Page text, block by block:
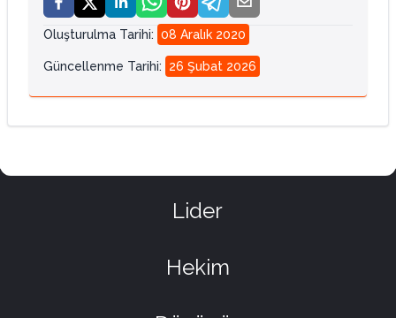
Oluşturulma Tarihi: 08 Aralık 2020
Güncellenme Tarihi: 26 Şubat 2026
Lider
Hekim